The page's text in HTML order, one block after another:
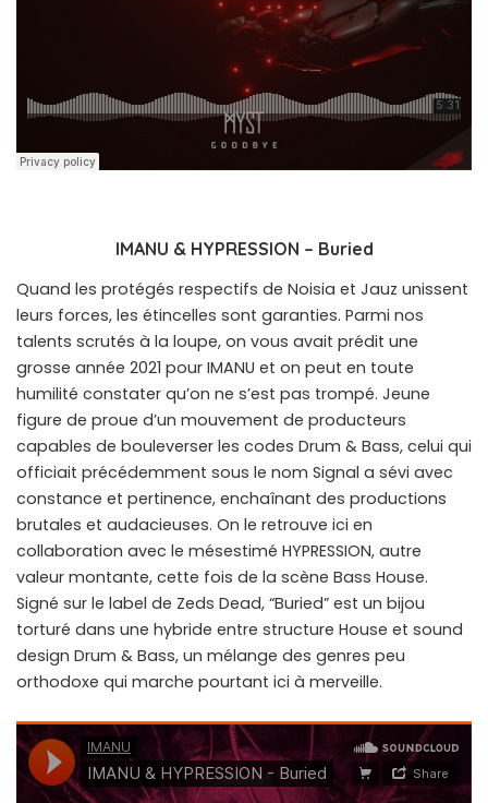
IMANU & HYPRESSION – Buried
Quand les protégés respectifs de Noisia et Jauz unissent
leurs forces, les étincelles sont garanties. Parmi nos
talents scrutés à la loupe, on vous avait prédit une
grosse année 2021 pour IMANU et on peut en toute
humilité constater qu’on ne s’est pas trompé. Jeune
figure de proue d’un mouvement de producteurs
capables de bouleverser les codes Drum & Bass, celui qui
officiait précédemment sous le nom Signal a sévi avec
constance et pertinence, enchaînant des productions
brutales et audacieuses. On le retrouve ici en
collaboration avec le mésestimé HYPRESSION, autre
valeur montante, cette fois de la scène Bass House.
Signé sur le label de Zeds Dead, “Buried” est un bijou
torturé dans une hybride entre structure House et sound
design Drum & Bass, un mélange des genres peu
orthodoxe qui marche pourtant ici à merveille.